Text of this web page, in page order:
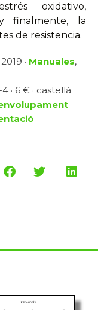
oxidativo,
finalmente, la
de resistencia.
2019 · Manuales,
· 6 € · castellà